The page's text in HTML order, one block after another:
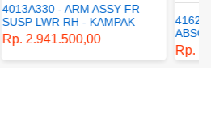
4162A413 - SHOCK
ABSORBER RR SUSP -
SUSPENSI BELAKANG -
SHOCKBREAKER BELAKANG